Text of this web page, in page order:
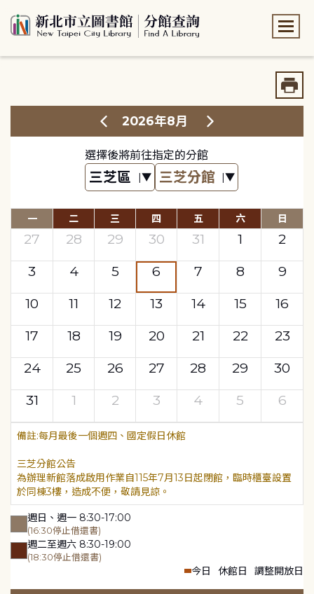
2026年8月
選擇後將前往指定的分館
一 二 三 四 五 六 日
27 28 29 30 31 1
2
3
4 5 6 7 8
9
10
11 12 13 14 15
16
17
18 19 20 21 22
23
24
25 26 27 28 29
30
31
1 2 3 4 5 6
每月最後一個週四、國定假日休館
三芝分館公告
為辦理新館落成啟用作業自115年7月13日起閉館，臨時櫃臺設置
於同棟3樓，造成不便，敬請見諒。
週日、週一 8:30-17:00
(16:30停止借還書)
週二至週六 8:30-19:00
(18:30停止借還書)
今日 休館日 調整開放日